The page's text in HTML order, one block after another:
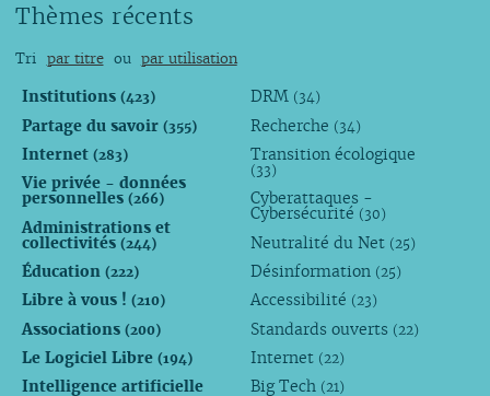
Thèmes récents
Tri par titre ou par utilisation
Institutions (423)
Partage du savoir (355)
Internet (283)
Vie privée - données
personnelles (266)
Administrations et
collectivités (244)
Éducation (222)
Libre à vous ! (210)
Associations (200)
Le Logiciel Libre (194)
Intelligence artificielle
DRM (34)
Recherche (34)
Transition écologique
(33)
Cyberattaques -
Cybersécurité (30)
Neutralité du Net (25)
Désinformation (25)
Accessibilité (23)
Standards ouverts (22)
Internet (22)
Big Tech (21)